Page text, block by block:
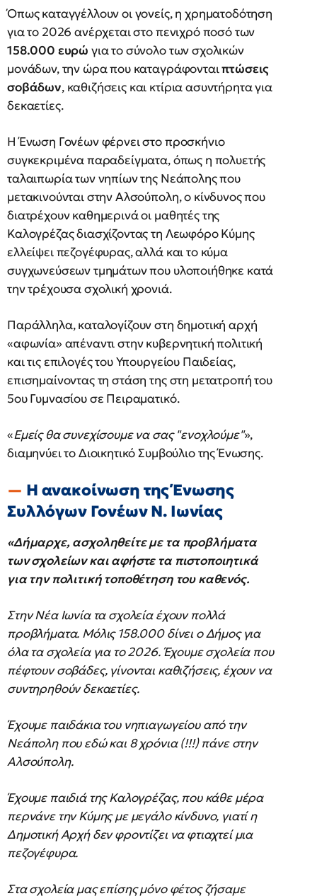
Όπως καταγγέλλουν οι γονείς, η χρηματοδότηση
για το 2026 ανέρχεται στο πενιχρό ποσό των
158.000 ευρώ για το σύνολο των σχολικών
μονάδων, την ώρα που καταγράφονταιπτώσεις
σοβάδων, καθιζήσεις και κτίρια ασυντήρητα για
δεκαετίες.
Η Ένωση Γονέων φέρνει στο προσκήνιο
συγκεκριμένα παραδείγματα, όπως η πολυετής
ταλαιπωρία των νηπίων της Νεάπολης που
μετακινούνται στην Αλσούπολη, ο κίνδυνος που
διατρέχουν καθημερινά οι μαθητές της
Καλογρέζας διασχίζοντας τη Λεωφόρο Κύμης
ελλείψει πεζογέφυρας, αλλά και το κύμα
συγχωνεύσεων τμημάτων που υλοποιήθηκε κατά
την τρέχουσα σχολική χρονιά.
Παράλληλα, καταλογίζουν στη δημοτική αρχή
«αφωνία» απέναντι στην κυβερνητική πολιτική
και τις επιλογές του Υπουργείου Παιδείας,
επισημαίνοντας τη στάση της στη μετατροπή του
5ου Γυμνασίου σε Πειραματικό.
«Εμείς θα συνεχίσουμε να σας "ενοχλούμε"»,
διαμηνύει το Διοικητικό Συμβούλιο της Ένωσης.
Η ανακοίνωση της Ένωσης
Συλλόγων Γονέων Ν. Ιωνίας
«Δήμαρχε, ασχοληθείτε με τα προβλήματα
των σχολείων και αφήστε τα πιστοποιητικά
για την πολιτική τοποθέτηση του καθενός.
Στην Νέα Ιωνία τα σχολεία έχουν πολλά
προβλήματα. Μόλις 158.000 δίνει ο Δήμος για
όλα τα σχολεία για το 2026. Έχουμε σχολεία που
πέφτουν σοβάδες, γίνονται καθιζήσεις, έχουν να
συντηρηθούν δεκαετίες.
Έχουμε παιδάκια του νηπιαγωγείου από την
Νεάπολη που εδώ και 8 χρόνια (!!!) πάνε στην
Αλσούπολη.
Έχουμε παιδιά της Καλογρέζας, που κάθε μέρα
περνάνε την Κύμης με μεγάλο κίνδυνο, γιατί η
Δημοτική Αρχή δεν φροντίζει να φτιαχτεί μια
πεζογέφυρα.
Στα σχολεία μας επίσης μόνο φέτος ζήσαμε